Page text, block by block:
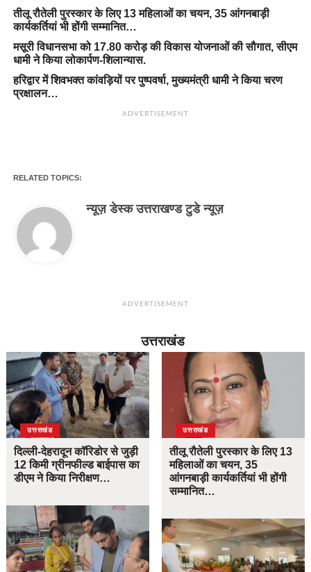
तीलू रौतेली पुरस्कार के लिए 13 महिलाओं का चयन, 35 आंगनबाड़ी
कार्यकर्तियां भी होंगी सम्मानित…
मसूरी विधानसभा को 17.80 करोड़ की विकास योजनाओं की सौगात, सीएम
धामी ने किया लोकार्पण-शिलान्यास.
हरिद्वार में शिवभक्त कांवड़ियों पर पुष्पवर्षा, मुख्यमंत्री धामी ने किया चरण
प्रक्षालन…
ADVERTISEMENT
RELATED TOPICS:
न्यूज़ डेस्क उत्तराखण्ड टुडे न्यूज़
ADVERTISEMENT
उत्तराखंड
उत्तराखंड
दिल्ली-देहरादून कॉरिडोर से जुड़ी
12 किमी ग्रीनफील्ड बाईपास का
डीएम ने किया निरीक्षण…
उत्तराखंड
तीलू रौतेली पुरस्कार के लिए 13
महिलाओं का चयन, 35
आंगनबाड़ी कार्यकर्तियां भी होंगी
सम्मानित…